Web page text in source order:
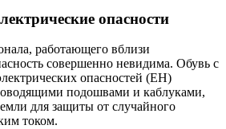
опасности
работающего вблизи
совершенно невидима. Обувь с
опасностей (EH)
подошвами и каблуками,
для защиты от случайного
током.